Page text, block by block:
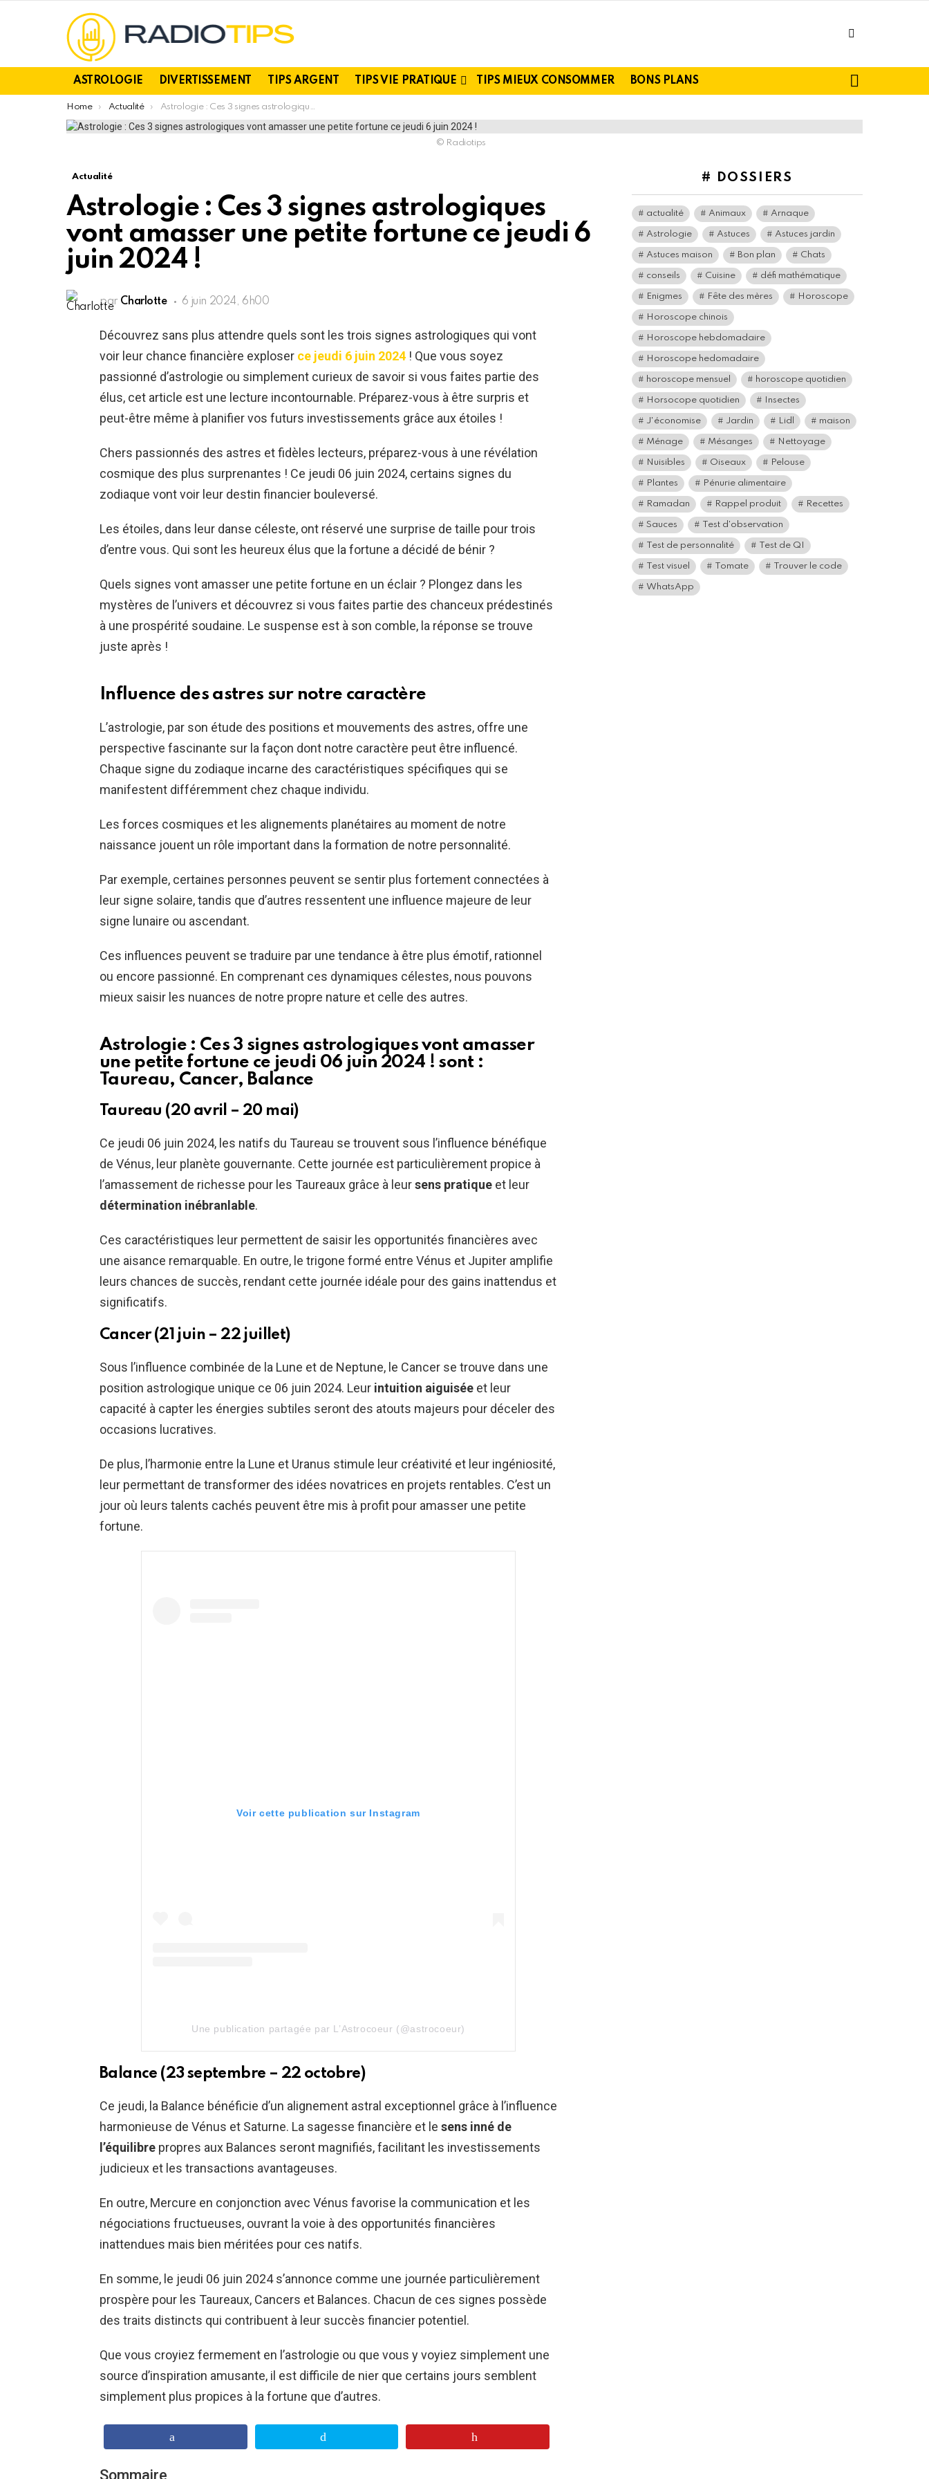
ASTROLOGIE DIVERTISSEMENT TIPS ARGENT TIPS VIE PRATIQUE TIPS MIEUX CONSOMMER BONS PLANS
You are here:
Home Actualité Astrologie : Ces 3 signes astrologiques vont amasser une petite fortune ce jeudi 6 juin 2024 !
© Radiotips
Actualité
Astrologie : Ces 3 signes astrologiques
vont amasser une petite fortune ce jeudi 6
juin 2024 !
par Charlotte 6 juin 2024, 6h00
Découvrez sans plus attendre quels sont les trois signes astrologiques qui vont
voir leur chance financière exploser ce jeudi 6 juin 2024 ! Que vous soyez
passionné d’astrologie ou simplement curieux de savoir si vous faites partie des
élus, cet article est une lecture incontournable. Préparez-vous à être surpris et
peut-être même à planifier vos futurs investissements grâce aux étoiles !
Chers passionnés des astres et fidèles lecteurs, préparez-vous à une révélation
cosmique des plus surprenantes ! Ce jeudi 06 juin 2024, certains signes du
zodiaque vont voir leur destin financier bouleversé.
Les étoiles, dans leur danse céleste, ont réservé une surprise de taille pour trois
d’entre vous. Qui sont les heureux élus que la fortune a décidé de bénir ?
Quels signes vont amasser une petite fortune en un éclair ? Plongez dans les
mystères de l’univers et découvrez si vous faites partie des chanceux prédestinés
à une prospérité soudaine. Le suspense est à son comble, la réponse se trouve
juste après !
Influence des astres sur notre caractère
L’astrologie, par son étude des positions et mouvements des astres, offre une
perspective fascinante sur la façon dont notre caractère peut être influencé.
Chaque signe du zodiaque incarne des caractéristiques spécifiques qui se
manifestent différemment chez chaque individu.
Les forces cosmiques et les alignements planétaires au moment de notre
naissance jouent un rôle important dans la formation de notre personnalité.
Par exemple, certaines personnes peuvent se sentir plus fortement connectées à
leur signe solaire, tandis que d’autres ressentent une influence majeure de leur
signe lunaire ou ascendant.
Ces influences peuvent se traduire par une tendance à être plus émotif, rationnel
ou encore passionné. En comprenant ces dynamiques célestes, nous pouvons
mieux saisir les nuances de notre propre nature et celle des autres.
Astrologie : Ces 3 signes astrologiques vont amasser
une petite fortune ce jeudi 06 juin 2024 ! sont :
Taureau, Cancer, Balance
Taureau (20 avril – 20 mai)
Ce jeudi 06 juin 2024, les natifs du Taureau se trouvent sous l’influence bénéfique
de Vénus, leur planète gouvernante. Cette journée est particulièrement propice à
l’amassement de richesse pour les Taureaux grâce à leursens pratique et leur
détermination inébranlable.
Ces caractéristiques leur permettent de saisir les opportunités financières avec
une aisance remarquable. En outre, le trigone formé entre Vénus et Jupiter amplifie
leurs chances de succès, rendant cette journée idéale pour des gains inattendus et
significatifs.
Cancer (21 juin – 22 juillet)
Sous l’influence combinée de la Lune et de Neptune, le Cancer se trouve dans une
position astrologique unique ce 06 juin 2024. Leur intuition aiguisée et leur
capacité à capter les énergies subtiles seront des atouts majeurs pour déceler des
occasions lucratives.
De plus, l’harmonie entre la Lune et Uranus stimule leur créativité et leur ingéniosité,
leur permettant de transformer des idées novatrices en projets rentables. C’est un
jour où leurs talents cachés peuvent être mis à profit pour amasser une petite
fortune.
Voir cette publication sur Instagram
Une publication partagée par L’Astrocoeur (@astrocoeur)
Balance (23 septembre – 22 octobre)
Ce jeudi, la Balance bénéficie d’un alignement astral exceptionnel grâce à l’influence
harmonieuse de Vénus et Saturne. La sagesse financière et le sens inné de
l’équilibre propres aux Balances seront magnifiés, facilitant les investissements
judicieux et les transactions avantageuses.
En outre, Mercure en conjonction avec Vénus favorise la communication et les
négociations fructueuses, ouvrant la voie à des opportunités financières
inattendues mais bien méritées pour ces natifs.
En somme, le jeudi 06 juin 2024 s’annonce comme une journée particulièrement
prospère pour les Taureaux, Cancers et Balances. Chacun de ces signes possède
des traits distincts qui contribuent à leur succès financier potentiel.
Que vous croyiez fermement en l’astrologie ou que vous y voyiez simplement une
source d’inspiration amusante, il est difficile de nier que certains jours semblent
simplement plus propices à la fortune que d’autres.
Sommaire
# DOSSIERS
actualité Animaux Arnaque
Astrologie Astuces Astuces jardin
Astuces maison Bon plan Chats
conseils Cuisine défi mathématique
Enigmes Fête des mères Horoscope
Horoscope chinois
Horoscope hebdomadaire
Horoscope hedomadaire
horoscope mensuel horoscope quotidien
Horsocope quotidien Insectes
J'économise Jardin Lidl maison
Ménage Mésanges Nettoyage
Nuisibles Oiseaux Pelouse
Plantes Pénurie alimentaire
Ramadan Rappel produit Recettes
Sauces Test d'observation
Test de personnalité Test de QI
Test visuel Tomate Trouver le code
WhatsApp